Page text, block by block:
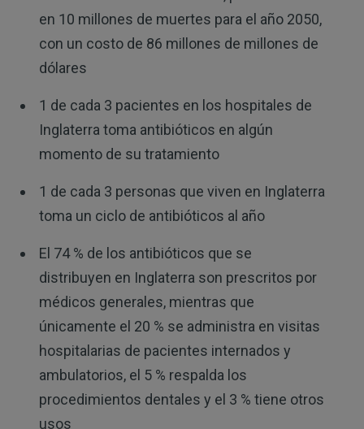
en 10 millones de muertes para el año 2050,
con un costo de 86 millones de millones de
dólares
1 de cada 3 pacientes en los hospitales de
Inglaterra toma antibióticos en algún
momento de su tratamiento
1 de cada 3 personas que viven en Inglaterra
toma un ciclo de antibióticos al año
El 74 % de los antibióticos que se
distribuyen en Inglaterra son prescritos por
médicos generales, mientras que
únicamente el 20 % se administra en visitas
hospitalarias de pacientes internados y
ambulatorios, el 5 % respalda los
procedimientos dentales y el 3 % tiene otros
usos